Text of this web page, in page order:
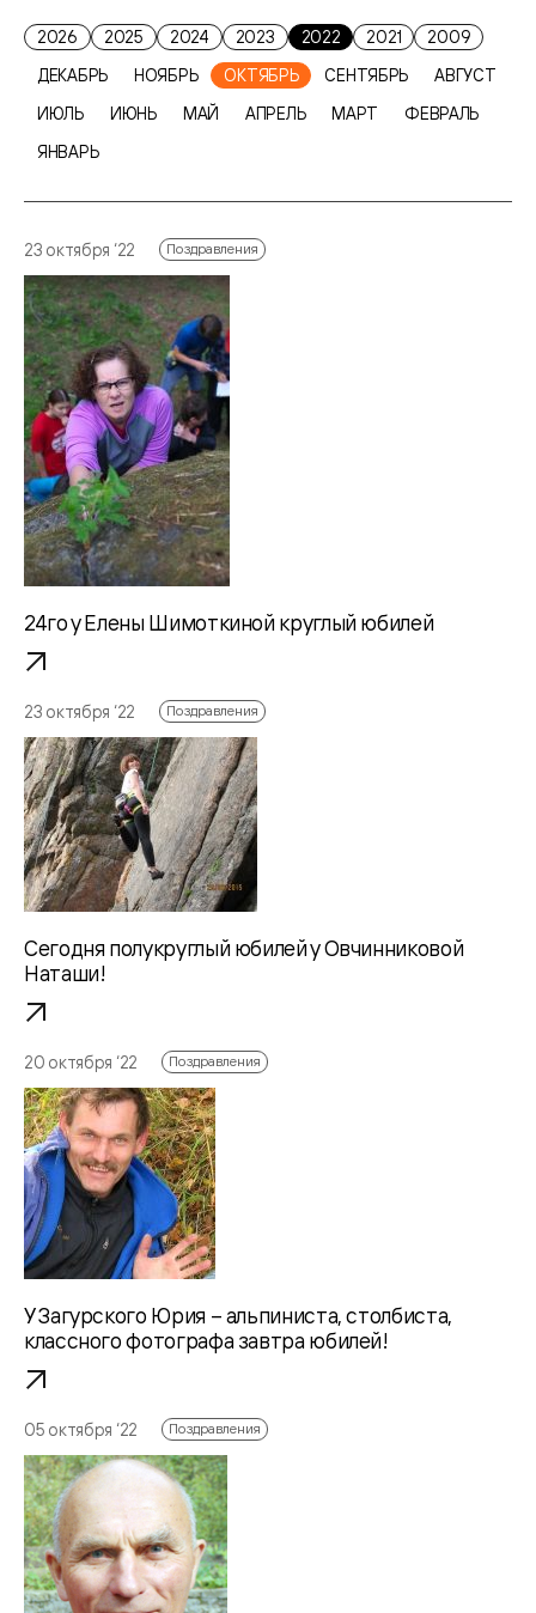
2026 2025 2024 2023 2022 2021
2009
ДЕКАБРЬ
НОЯБРЬ ОКТЯБРЬ СЕНТЯБРЬ
АВГУСТ
ИЮЛЬ
ИЮНЬ МАЙ АПРЕЛЬ МАРТ
ФЕВРАЛЬ
ЯНВАРЬ
23 октября ‘22 Поздравления
24го у Елены Шимоткиной круглый юбилей
23 октября ‘22 Поздравления
Сегодня полукруглый юбилей у Овчинниковой
Наташи!
20 октября ‘22 Поздравления
У Загурского Юрия – альпиниста, столбиста,
классного фотографа завтра юбилей!
05 октября ‘22 Поздравления